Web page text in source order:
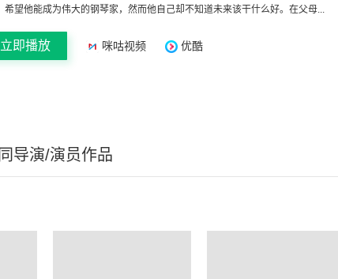
希望他能成为伟大的钢琴家，然而他自己却不知道未来该干什么好。在父母...
立即播放 咪咕视频 优酷
同导演/演员作品